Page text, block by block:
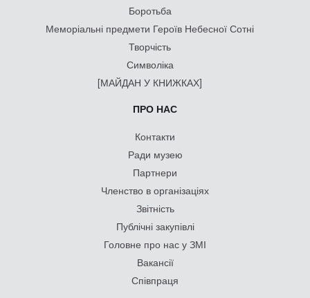
Боротьба
Меморіальні предмети Героїв Небесної Сотні
Творчість
Символіка
[МАЙДАН У КНИЖКАХ]
ПРО НАС
Контакти
Ради музею
Партнери
Членство в організаціях
Звітність
Публічні закупівлі
Головне про нас у ЗМІ
Вакансії
Співпраця